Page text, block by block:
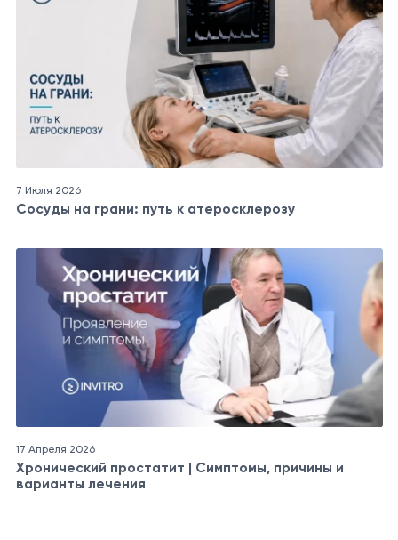
7 Июля 2026
Сосуды на грани: путь к атеросклерозу
17 Апреля 2026
Хронический простатит | Симптомы, причины и
варианты лечения